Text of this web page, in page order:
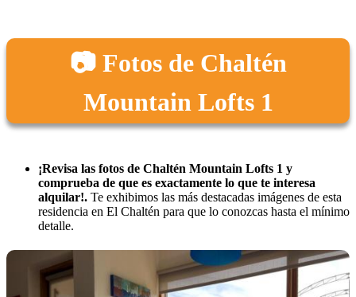
📷 Fotos de Chaltén
Mountain Lofts 1
¡Revisa las fotos de Chaltén Mountain Lofts 1 y
comprueba de que es exactamente lo que te interesa
alquilar!. Te exhibimos las más destacadas imágenes de esta
residencia en El Chaltén para que lo conozcas hasta el mínimo
detalle.